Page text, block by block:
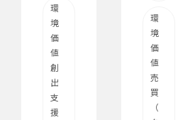
環
境
価
値
創
出
支
援
環
境
価
値
売
買
（